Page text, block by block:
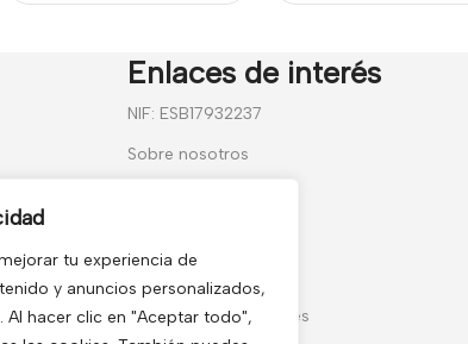
tu experiencia de
y anuncios personalizados,
Al hacer clic en "Aceptar todo",
Sarria de
Enlaces de interés
NIF: ESB17932237
Sobre nosotros
Condiciones Generales